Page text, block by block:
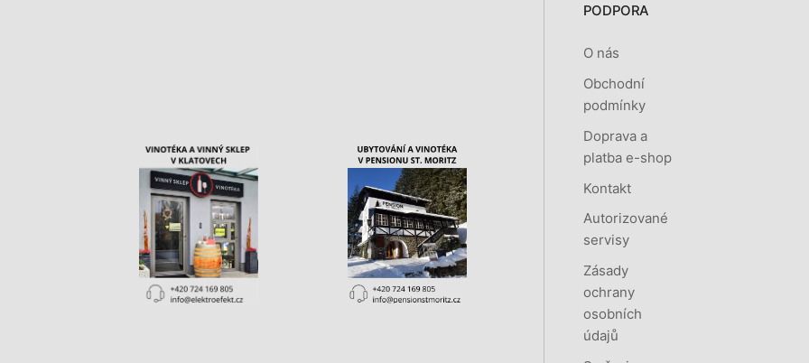
PODPORA
O nás
Obchodní
podmínky
Doprava a
platba e-shop
Kontakt
Autorizované
servisy
Zásady
ochrany
osobních
údajů